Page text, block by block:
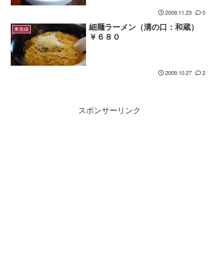
2009.11.23 0
東急線
細麺ラーメン（溝の口：和蔵）
￥６８０
2009.10.27 2
スポンサーリンク